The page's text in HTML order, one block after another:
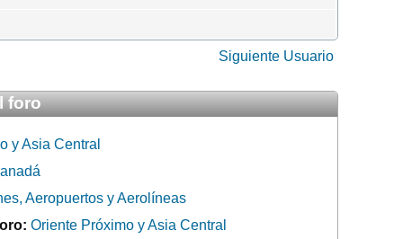
Siguiente Usuario
foro
y Asia Central
Aeropuertos y Aerolíneas
Oriente Próximo y Asia Central